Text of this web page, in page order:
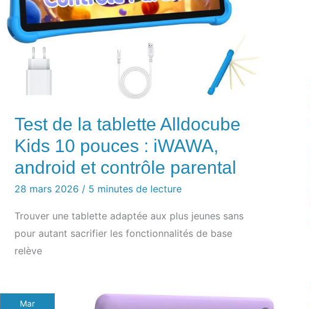
Test de la tablette Alldocube
Kids 10 pouces : iWAWA,
android et contrôle parental
28 mars 2026 / 5 minutes de lecture
Trouver une tablette adaptée aux plus jeunes sans
pour autant sacrifier les fonctionnalités de base
relève
Mar